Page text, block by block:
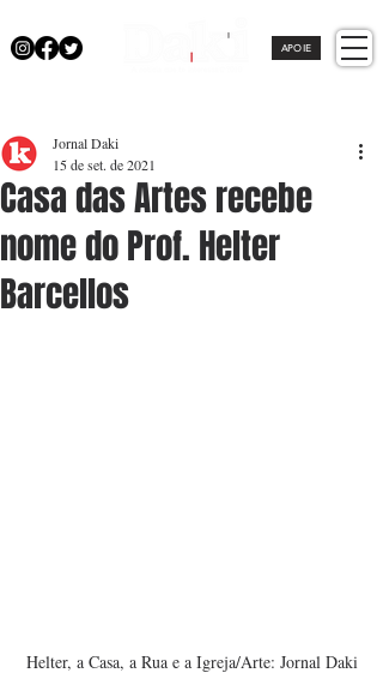
APOIE
Casa das Artes recebe
nome do Prof. Helter
Barcellos
Jornal Daki
15 de set. de 2021
Helter, a Casa, a Rua e a Igreja/Arte: Jornal Daki